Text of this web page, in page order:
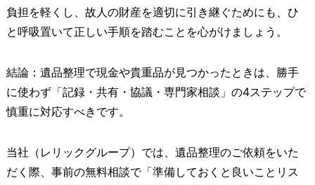
負担を軽くし、故人の財産を適切に引き継ぐためにも、ひ
と呼吸置いて正しい手順を踏むことを心がけましょう。
結論：遺品整理で現金や貴重品が見つかったときは、勝手
に使わず「記録・共有・協議・専門家相談」の4ステップで
慎重に対応すべきです。
当社（レリックグループ）では、遺品整理のご依頼をいた
だく際、事前の無料相談で「準備しておくと良いことリス